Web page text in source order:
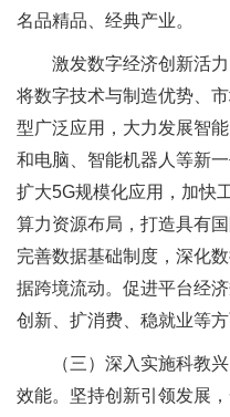
名品精品、经典产业。
激发数字经济创新活力
将数字技术与制造优势、
型广泛应用，大力发展智
和电脑、智能机器人等新
扩大5G规模化应用，加快
算力资源布局，打造具有
完善数据基础制度，深化
据跨境流动。促进平台经
创新、扩消费、稳就业等方
（三）深入实施科教兴
效能。坚持创新引领发展